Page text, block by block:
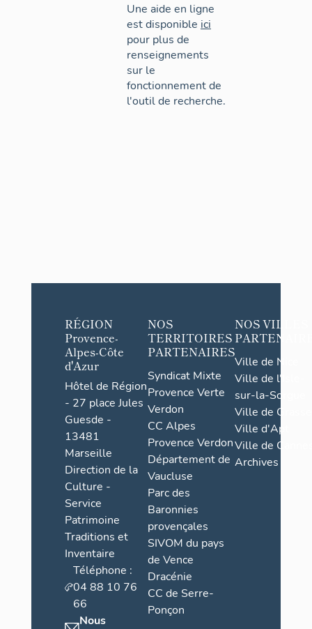
Une aide en ligne
est disponible ici
pour plus de
renseignements
sur le
fonctionnement de
l'outil de recherche.
RÉGION
Provence-
Alpes-Côte
d'Azur
Hôtel de Région
- 27 place Jules
Guesde -
13481
Marseille
Direction de la
Culture -
Service
Patrimoine
Traditions et
Inventaire
Téléphone :
04 88 10 76
66
Nous
NOS
TERRITOIRES
PARTENAIRES
Syndicat Mixte
Provence Verte
Verdon
CC Alpes
Provence Verdon
Département de
Vaucluse
Parc des
Baronnies
provençales
SIVOM du pays
de Vence
Dracénie
CC de Serre-
Ponçon
NOS VILLES
Ville de Nice
Ville de l'Isle-
sur-la-Sorgue
Ville de Grasse
Ville d'Apt
Ville de
Archives